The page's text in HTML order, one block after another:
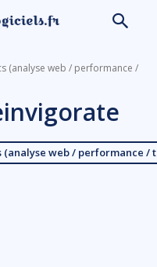
(analyse web / performance /
web / performance /